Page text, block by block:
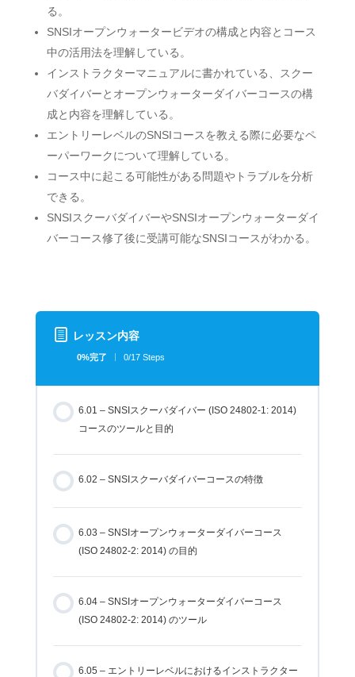
る。
SNSIオープンウォータービデオの構成と内容とコース
中の活用法を理解している。
インストラクターマニュアルに書かれている、スクー
バダイバーとオープンウォーターダイバーコースの構
成と内容を理解している。
エントリーレベルのSNSIコースを教える際に必要なペ
ーパーワークについて理解している。
コース中に起こる可能性がある問題やトラブルを分析
できる。
SNSIスクーバダイバーやSNSIオープンウォーターダイ
バーコース修了後に受講可能なSNSIコースがわかる。
レッスン内容
0%完了 0/17 Steps
6.01 – SNSIスクーバダイバー (ISO 24802-1: 2014)
コースのツールと目的
6.02 – SNSIスクーバダイバーコースの特徴
6.03 – SNSIオープンウォーターダイバーコース
(ISO 24802-2: 2014) の目的
6.04 – SNSIオープンウォーターダイバーコース
(ISO 24802-2: 2014) のツール
6.05 – エントリーレベルにおけるインストラクター